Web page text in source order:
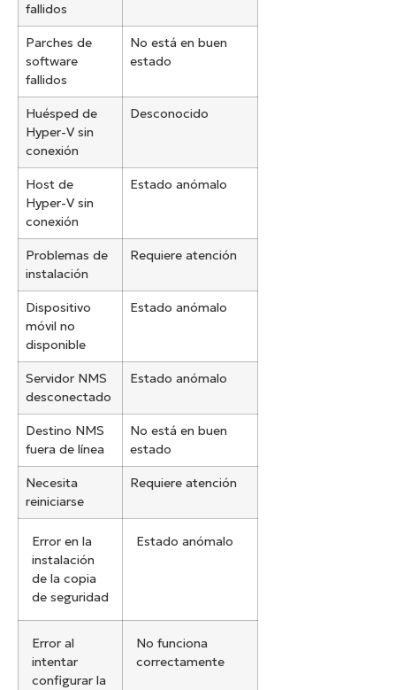
fallidos
Parches de
software
fallidos
No está en buen
estado
Huésped de
Hyper-V sin
conexión
Desconocido
Host de
Hyper-V sin
conexión
Estado anómalo
Problemas de
instalación
Requiere atención
Dispositivo
móvil no
disponible
Estado anómalo
Servidor NMS
desconectado
Estado anómalo
Destino NMS
fuera de línea
No está en buen
estado
Necesita
reiniciarse
Requiere atención
Error en la
instalación
de la copia
de seguridad
Estado anómalo
Error al
intentar
configurar la
No funciona
correctamente